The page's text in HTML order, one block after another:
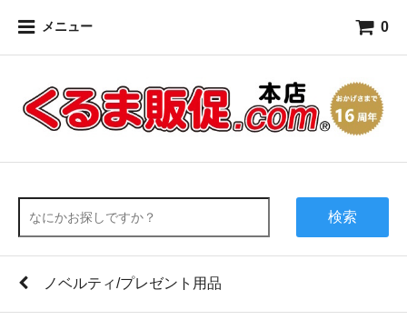
メニュー 0
検索
ノベルティ/プレゼント用品